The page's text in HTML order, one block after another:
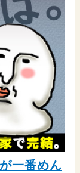
一番めん